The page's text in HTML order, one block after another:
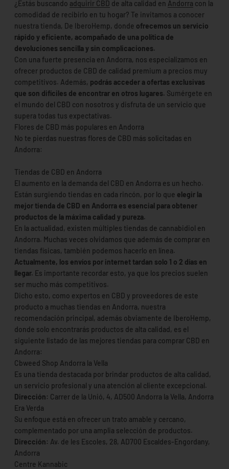
¿Estás buscando adquirir CBD de alta calidad en Andorra con la
comodidad de recibirlo en tu hogar? Te invitamos a conocer
nuestra tienda, De IberoHemp, donde ofrecemos un servicio
rápido y eficiente, acompañado de una política de
devoluciones sencilla y sin complicaciones.
Con una fuerte presencia en Andorra, nos especializamos en
ofrecer productos de CBD de calidad premium a precios muy
competitivos. Además, podrás acceder a ofertas exclusivas
que son difíciles de encontrar en otros lugares. Sumérgete en
el mundo del CBD con nosotros y disfruta de un servicio que
supera todas tus expectativas.
Flores de CBD más populares en Andorra
No te pierdas nuestras flores de CBD más solicitadas en
Andorra:
Tiendas de CBD en Andorra
El aumento en la demanda del CBD en Andorra es un hecho.
Están surgiendo tiendas en cada rincón, por lo que elegir la
mejor tienda de CBD en Andorra es esencial para obtener
productos de la máxima calidad y pureza.
En la actualidad, existen múltiples tiendas de cannabidiol en
Andorra. Muchas veces olvidamos que además de comprar en
tiendas físicas, también podemos hacerlo en línea.
Actualmente, los envíos por internet tardan solo 1 o 2 días en
llegar. Es importante recordar esto, ya que los precios suelen
ser mucho más competitivos.
Dicho esto, como expertos en CBD y proveedores de este
producto a muchas tiendas en Andorra, nuestra
recomendación principal, además obviamente de IberoHemp,
donde solo encontrarás productos de alta calidad, es el
siguiente listado de las mejores tiendas para comprar CBD en
Andorra:
Cbweed Shop Andorra la Vella
Es una tienda destacada por brindar productos de alta calidad,
un servicio profesional y una atención al cliente excepcional.
Dirección: Carrer de la Unió, 4, AD500 Andorra la Vella, Andorra
Era Verda
Su enfoque está en ofrecer un trato amable y cercano,
complementado por una amplia selección de productos.
Dirección: Av. de les Escoles, 28, AD700 Escaldes-Engordany,
Andorra
Centre Kannabic